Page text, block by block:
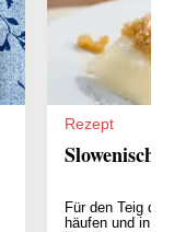
Rezept
Für den Teig
häufen und in